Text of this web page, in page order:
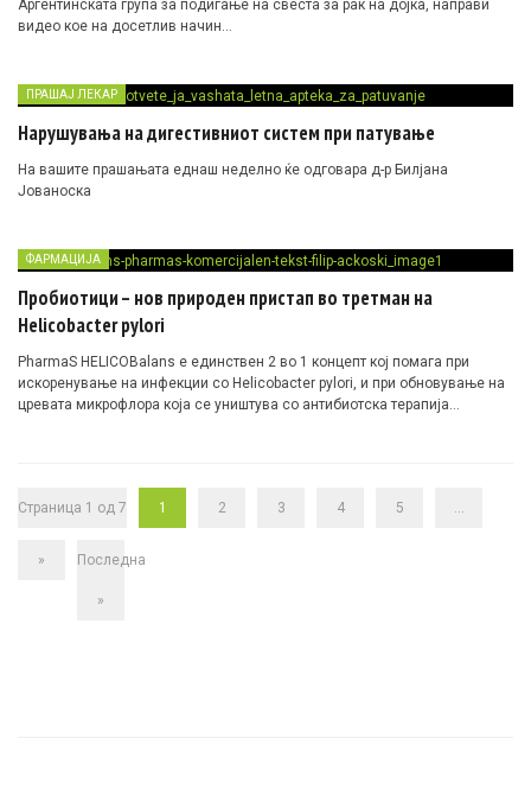
Аргентинската група за подигање на свеста за рак на дојка, направи
видео кое на досетлив начин…
ПРАШАЈ ЛЕКАР
Нарушувања на дигестивниот систем при патување
На вашите прашањата еднаш неделно ќе одговара д-р Билјана
Јованоска
ФАРМАЦИЈА
Пробиотици – нов природен пристап во третман на
Helicobacter pylori
PharmaS HELICOBalans е единствен 2 во 1 концепт кој помaга при
искоренување на инфекции со Helicobacter pylori, и при обновување на
цревата микрофлора која се уништува со антибиотска терапија…
Страница 1 од 7 1 2 3 4 5 ...
» Последна
»